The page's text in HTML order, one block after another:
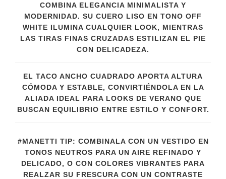
COMBINA ELEGANCIA MINIMALISTA Y
MODERNIDAD. SU CUERO LISO EN TONO OFF
WHITE ILUMINA CUALQUIER LOOK, MIENTRAS
LAS TIRAS FINAS CRUZADAS ESTILIZAN EL PIE
CON DELICADEZA.
EL TACO ANCHO CUADRADO APORTA ALTURA
CÓMODA Y ESTABLE, CONVIRTIÉNDOLA EN LA
ALIADA IDEAL PARA LOOKS DE VERANO QUE
BUSCAN EQUILIBRIO ENTRE ESTILO Y CONFORT.
#MANETTI TIP: COMBINALA CON UN VESTIDO EN
TONOS NEUTROS PARA UN AIRE REFINADO Y
DELICADO, O CON COLORES VIBRANTES PARA
REALZAR SU FRESCURA CON UN CONTRASTE